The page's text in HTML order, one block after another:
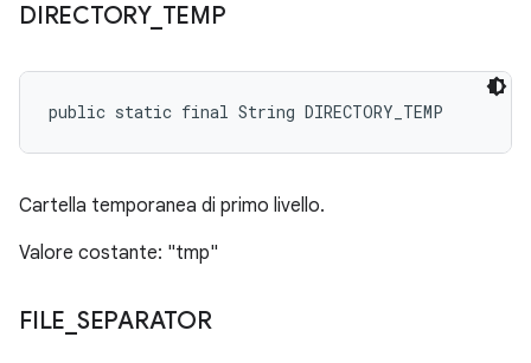
DIRECTORY_ TEMP
public static final String DIRECTORY_TEMP
Cartella temporanea di primo livello.
Valore costante: "tmp"
FILE SEPARATOR